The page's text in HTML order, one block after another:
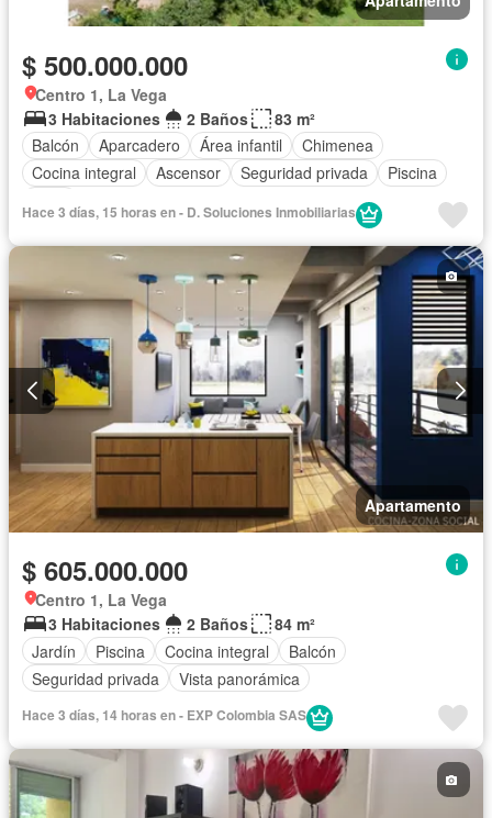
$ 500.000.000
Centro 1, La Vega
3 Habitaciones
2 Baños
83 m²
Balcón
Aparcadero Área infantil
Chimenea
Cocina integral
Ascensor Seguridad privada
Piscina
Hace 3 días, 15 horas en - D. Soluciones Inmobiliarias
Apartamento
$ 605.000.000
Centro 1, La Vega
3 Habitaciones
2 Baños
84 m²
Jardín
Piscina Cocina integral
Balcón
Seguridad privada
Vista panorámica
Hace 3 días, 14 horas en - EXP Colombia SAS